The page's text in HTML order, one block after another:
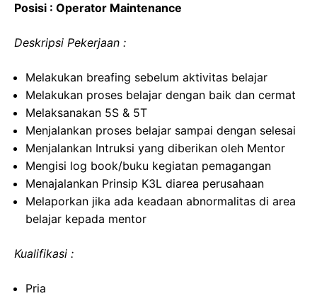
Posisi : Operator Maintenance
Deskripsi Pekerjaan :
Melakukan breafing sebelum aktivitas belajar
Melakukan proses belajar dengan baik dan cermat
Melaksanakan 5S & 5T
Menjalankan proses belajar sampai dengan selesai
Menjalankan Intruksi yang diberikan oleh Mentor
Mengisi log book/buku kegiatan pemagangan
Menajalankan Prinsip K3L diarea perusahaan
Melaporkan jika ada keadaan abnormalitas di area
belajar kepada mentor
Kualifikasi :
Pria